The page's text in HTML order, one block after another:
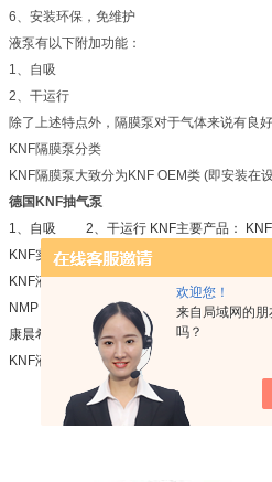
欢迎您！
来自局域网的
吗？
6、安装环保，免维护
液泵有以下附加功能：
1、自吸
2、干运行
除了上述特点外，隔膜泵对于气体来说有良好
KNF隔膜泵分类
KNF隔膜泵大致分为KNF OEM类 (即安装在
德国KNF抽气泵
1、自吸 2、干运行 KNF主要产品： KNF
KNF实验室便携式隔膜泵，KNF工业流程泵
KNF液体计量泵 KNF主要型号： NMP 05
NMP 15 S,M，NMP 015 L,B，NMS020 L
康晨希优势提供德国KNF气体隔膜泵，KNF
KNF液体计量泵等系列产品。